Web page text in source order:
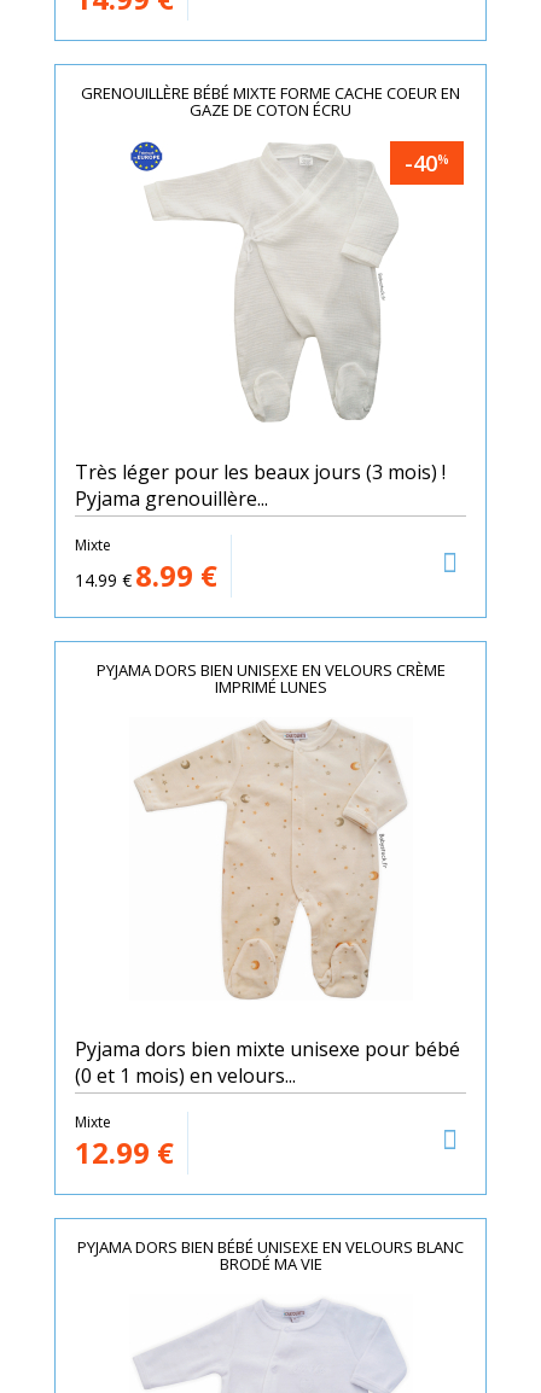
GRENOUILLÈRE BÉBÉ MIXTE FORME CACHE COEUR EN
GAZE DE COTON ÉCRU
-40%
Très léger pour les beaux jours (3 mois) !
Pyjama grenouillère...
Mixte
14.99 € 8.99 €
PYJAMA DORS BIEN UNISEXE EN VELOURS CRÈME
IMPRIMÉ LUNES
Pyjama dors bien mixte unisexe pour bébé
(0 et 1 mois) en velours...
Mixte
12.99 €
PYJAMA DORS BIEN BÉBÉ UNISEXE EN VELOURS BLANC
BRODÉ MA VIE